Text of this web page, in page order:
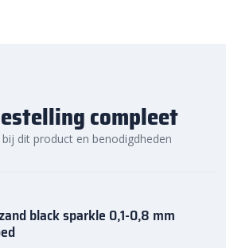
compleet
dit product en benodigdheden
black sparkle 0,1-0,8 mm